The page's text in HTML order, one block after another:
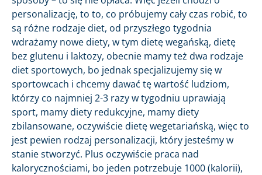
personalizację, to to, co próbujemy cały czas robić, to
są różne rodzaje diet, od przyszłego tygodnia
wdrażamy nowe diety, w tym dietę wegańską, dietę
bez glutenu i laktozy, obecnie mamy też dwa rodzaje
diet sportowych, bo jednak specjalizujemy się w
sportowcach i chcemy dawać tę wartość ludziom,
którzy co najmniej 2-3 razy w tygodniu uprawiają
sport, mamy diety redukcyjne, mamy diety
zbilansowane, oczywiście dietę wegetariańską, więc to
jest pewien rodzaj personalizacji, który jesteśmy w
stanie stworzyć. Plus oczywiście praca nad
kalorycznościami, bo jeden potrzebuje 1000 (kalorii),